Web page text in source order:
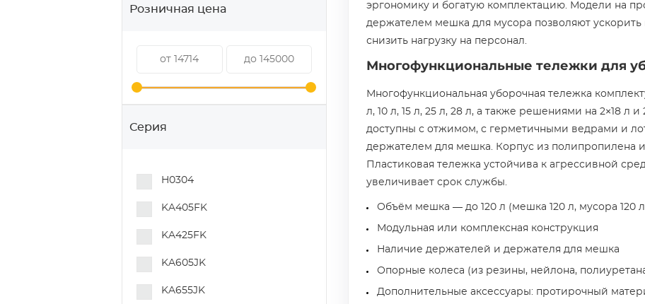
Розничная цена
Серия
H0304
KA405FK
KA425FK
KA605JK
KA655JK
эргономику и богатую комплектацию. Модели на
держателем мешка для мусора позволяют
снизить нагрузку на персонал.
Многофункциональные тележки для
Многофункциональная уборочная тележка
л, 10 л, 15 л, 25 л, 28 л, а также решениями на 2×18 л
доступны с отжимом, с герметичными ведрами и
держателем для мешка. Корпус из полипропилена
Пластиковая тележка устойчива к агрессивной
увеличивает срок службы.
Объём мешка — до 120 л (мешка 120 л, мусора 120
Модульная или комплексная конструкция
Наличие держателей и держателя для мешка
Опорные колеса (из резины, нейлона,
Дополнительные аксессуары: протирочный